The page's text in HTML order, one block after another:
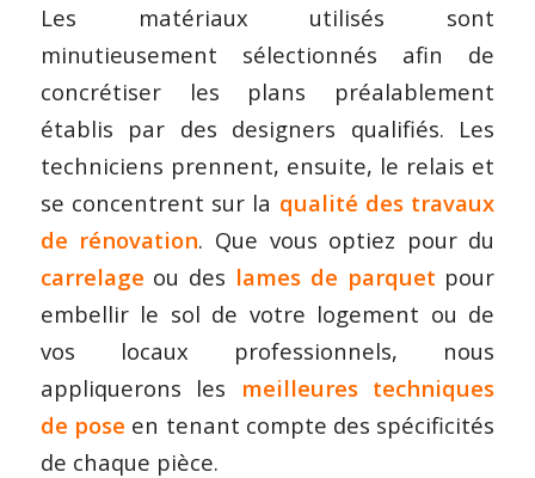
Les matériaux utilisés sont
minutieusement sélectionnés afin de
concrétiser les plans préalablement
établis par des designers qualifiés. Les
techniciens prennent, ensuite, le relais et
se concentrent sur la qualité des travaux
de rénovation. Que vous optiez pour du
carrelage ou des lames de parquet pour
embellir le sol de votre logement ou de
vos locaux professionnels, nous
appliquerons les meilleures techniques
de pose en tenant compte des spécificités
de chaque pièce.